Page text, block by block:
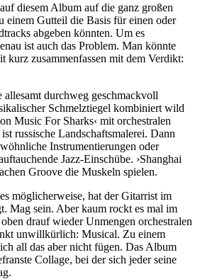
diesem Album auf die ganz großen
einem Gutteil die Basis für einen oder
abgeben könnten. Um es
ist auch das Problem. Man könnte
kurz zusammenfassen mit dem Verdikt:
durchweg geschmackvoll
Schmelztiegel kombiniert wild
Music For Sharks‹ mit orchestralen
russische Landschaftsmalerei. Dann
Instrumentierungen oder
Jazz-Einschübe. ›Shanghai
Groove die Muskeln spielen.
möglicherweise, hat der Gitarrist im
Mag sein. Aber kaum rockt es mal im
drauf wieder Unmengen orchestralen
unwillkürlich: Musical. Zu einem
all das aber nicht fügen. Das Album
Collage, bei der sich jeder seine